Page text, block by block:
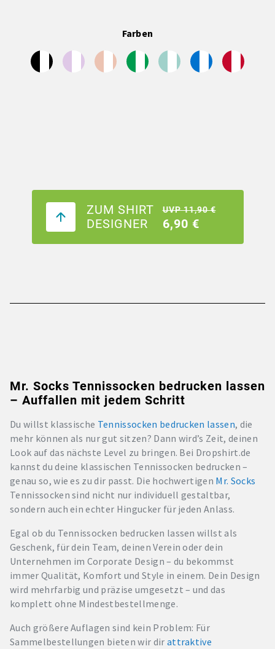
Farben
ZUM SHIRT
DESIGNER
UVP 11,90 €
6,90 €
Mr. Socks Tennissocken bedrucken lassen
– Auffallen mit jedem Schritt
Du willst klassische Tennissocken bedrucken lassen, die
mehr können als nur gut sitzen? Dann wird’s Zeit, deinen
Look auf das nächste Level zu bringen. Bei Dropshirt.de
kannst du deine klassischen Tennissocken bedrucken –
genau so, wie es zu dir passt. Die hochwertigen Mr. Socks
Tennissocken sind nicht nur individuell gestaltbar,
sondern auch ein echter Hingucker für jeden Anlass.
Egal ob du Tennissocken bedrucken lassen willst als
Geschenk, für dein Team, deinen Verein oder dein
Unternehmen im Corporate Design – du bekommst
immer Qualität, Komfort und Style in einem. Dein Design
wird mehrfarbig und präzise umgesetzt – und das
komplett ohne Mindestbestellmenge.
Auch größere Auflagen sind kein Problem: Für
Sammelbestellungen bieten wir dir attraktive